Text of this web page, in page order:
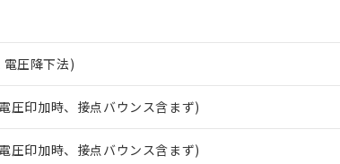
圧降下法)
圧印加時、接点バウンス含まず)
圧印加時、接点バウンス含まず)
正式な納期状況および標準価格はお客様のお取引先、
当社販売員にご相談ください。
オムロン制御機器販売店や当社販売拠点は「販売ネッ
在庫状況および標準価格結果を当社の事前の承諾なく
マイパーツ機能（部品リスト作成サービス）をご利用
ている必要があります。
応予定月
在庫の切り替え状況などにより、予定月が前後すること
境保護使用期限
」：有害物質（10物質）のすべてが基準値以下であるこ
」：通常の使用状況下において有害物質が外部に漏えい
置等に一切使用いたしません。
当社は、貴社製品を第三者に販売する場合は、上記1、
また当社は、販売先および販売に係わる関係者が違法
たしません。
一定数には満たないが在庫あり
在庫なし(最新の在庫状況については、お客様のお
機器販売店・当社販売員にご確認ください)